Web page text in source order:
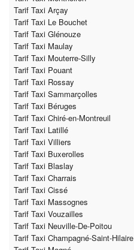
Tarif Taxi Arçay
Tarif Taxi Le Bouchet
Tarif Taxi Glénouze
Tarif Taxi Maulay
Tarif Taxi Mouterre-Silly
Tarif Taxi Pouant
Tarif Taxi Rossay
Tarif Taxi Sammarçolles
Tarif Taxi Béruges
Tarif Taxi Chiré-en-Montreuil
Tarif Taxi Latillé
Tarif Taxi Villiers
Tarif Taxi Buxerolles
Tarif Taxi Blaslay
Tarif Taxi Charrais
Tarif Taxi Cissé
Tarif Taxi Massognes
Tarif Taxi Vouzailles
Tarif Taxi Neuville-De-Poitou
Tarif Taxi Champagné-Saint-Hilaire